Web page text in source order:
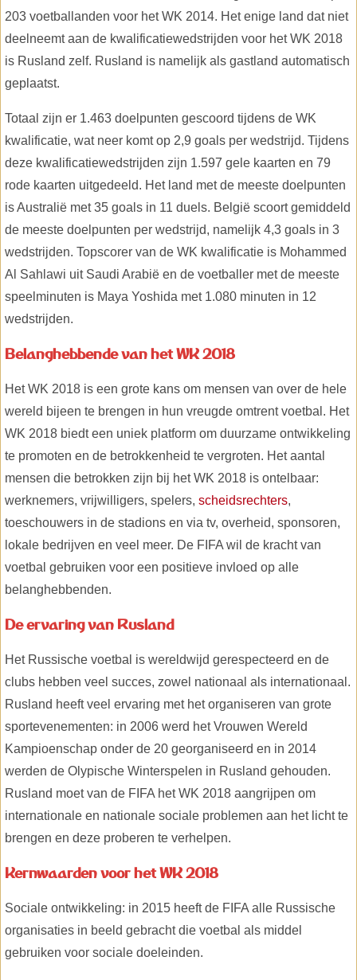
203 voetballanden voor het WK 2014. Het enige land dat niet
deelneemt aan de kwalificatiewedstrijden voor het WK 2018
is Rusland zelf. Rusland is namelijk als gastland automatisch
geplaatst.
Totaal zijn er 1.463 doelpunten gescoord tijdens de WK
kwalificatie, wat neer komt op 2,9 goals per wedstrijd. Tijdens
deze kwalificatiewedstrijden zijn 1.597 gele kaarten en 79
rode kaarten uitgedeeld. Het land met de meeste doelpunten
is Australië met 35 goals in 11 duels. België scoort gemiddeld
de meeste doelpunten per wedstrijd, namelijk 4,3 goals in 3
wedstrijden. Topscorer van de WK kwalificatie is Mohammed
Al Sahlawi uit Saudi Arabië en de voetballer met de meeste
speelminuten is Maya Yoshida met 1.080 minuten in 12
wedstrijden.
Belanghebbende van het WK 2018
Het WK 2018 is een grote kans om mensen van over de hele
wereld bijeen te brengen in hun vreugde omtrent voetbal. Het
WK 2018 biedt een uniek platform om duurzame ontwikkeling
te promoten en de betrokkenheid te vergroten. Het aantal
mensen die betrokken zijn bij het WK 2018 is ontelbaar:
werknemers, vrijwilligers, spelers, scheidsrechters,
toeschouwers in de stadions en via tv, overheid, sponsoren,
lokale bedrijven en veel meer. De FIFA wil de kracht van
voetbal gebruiken voor een positieve invloed op alle
belanghebbenden.
De ervaring van Rusland
Het Russische voetbal is wereldwijd gerespecteerd en de
clubs hebben veel succes, zowel nationaal als internationaal.
Rusland heeft veel ervaring met het organiseren van grote
sportevenementen: in 2006 werd het Vrouwen Wereld
Kampioenschap onder de 20 georganiseerd en in 2014
werden de Olypische Winterspelen in Rusland gehouden.
Rusland moet van de FIFA het WK 2018 aangrijpen om
internationale en nationale sociale problemen aan het licht te
brengen en deze proberen te verhelpen.
Kernwaarden voor het WK 2018
Sociale ontwikkeling: in 2015 heeft de FIFA alle Russische
organisaties in beeld gebracht die voetbal als middel
gebruiken voor sociale doeleinden.